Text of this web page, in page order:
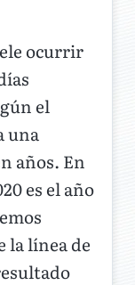
ocurrir
el
una
años. En
es el año
la línea de